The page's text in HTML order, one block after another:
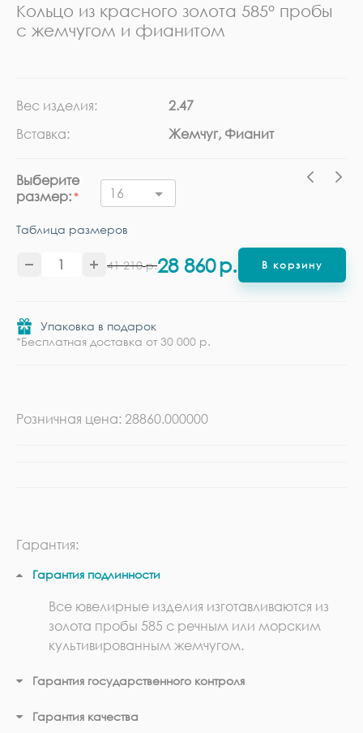
Кольцо из красного золота 585° пробы
с жемчугом и фианитом
Вес изделия:
2.47
Вставка:
Жемчуг, Фианит
Выберите
размер:
16
Таблица размеров
41 210 р.28 860р. В корзину
Упаковка в подарок
*Бесплатная доставка от 30 000 р.
Розничная цена: 28860.000000
Гарантия:
Гарантия подлинности
Все ювелирные изделия изготавливаются из
золота пробы 585 с речным или морским
культивированным жемчугом.
Гарантия государственного контроля
Гарантия качества